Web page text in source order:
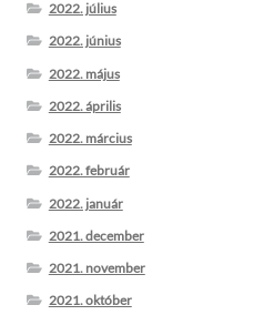
2022. július
2022. június
2022. május
2022. április
2022. március
2022. február
2022. január
2021. december
2021. november
2021. október